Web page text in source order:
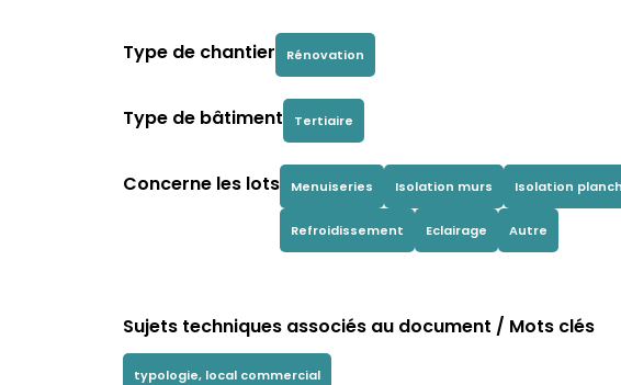
Type de chantier Rénovation
Type de bâtiment Tertiaire
Concerne les lots Menuiseries Isolation murs Isolation
Refroidissement Eclairage Autre
Sujets techniques associés au document / Mots clés
typologie, local commercial